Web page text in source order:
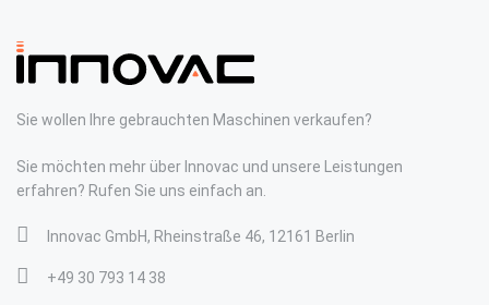
Sie wollen Ihre gebrauchten Maschinen verkaufen?
Sie möchten mehr über Innovac und unsere Leistungen
erfahren? Rufen Sie uns einfach an.
Innovac GmbH, Rheinstraße 46, 12161 Berlin
+49 30 793 14 38